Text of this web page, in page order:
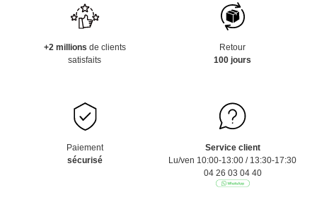
+2 millions de clients
satisfaits
Retour
100 jours
Paiement
sécurisé
Service client
Lu/ven 10:00-13:00 / 13:30-17:30
04 26 03 04 40